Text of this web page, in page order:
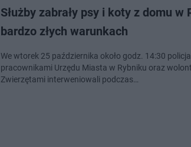
Służby zabrały psy i koty z domu w
bardzo złych warunkach
We wtorek 25 października około godz. 14:30 policja wraz z z lekarzem
pracownikami Urzędu Miasta w Rybniku oraz
Zwierzętami interweniowali podczas…